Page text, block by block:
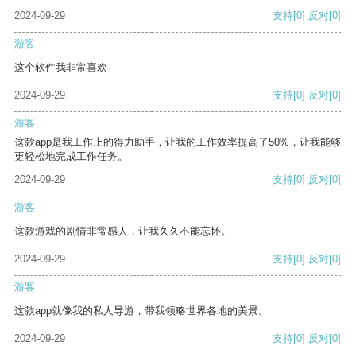
2024-09-29
支持[0] 反对[0]
游客
这个软件我非常喜欢
2024-09-29 支持[0] 反对[0]
游客
这款app是我工作上的得力助手，让我的工作效率提高了50%，让我能够
更轻松地完成工作任务。
2024-09-29
支持[0] 反对[0]
游客
这款游戏的剧情非常感人，让我久久不能忘怀。
2024-09-29 支持[0] 反对[0]
游客
这款app就像我的私人导游，带我领略世界各地的美景。
2024-09-29 支持[0] 反对[0]